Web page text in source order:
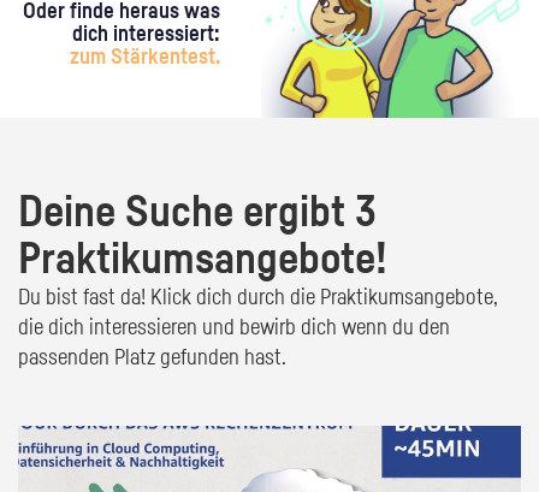
Oder finde heraus was
dich interessiert:
zum Stärkentest.
Deine Suche ergibt 3
Praktikumsangebote!
Du bist fast da! Klick dich durch die Praktikumsangebote,
die dich interessieren und bewirb dich wenn du den
passenden Platz gefunden hast.